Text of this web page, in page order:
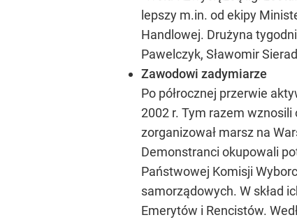
lepszy m.in. od ekipy
Handlowej. Drużyna
Pawelczyk, Sławomir
Zawodowi zadymiarze
Po półrocznej przerwie
2002 r. Tym razem wznosili
zorganizował marsz na
Demonstranci okupowali
Państwowej Komisji
samorządowych. W skład
Emerytów i Rencistów.